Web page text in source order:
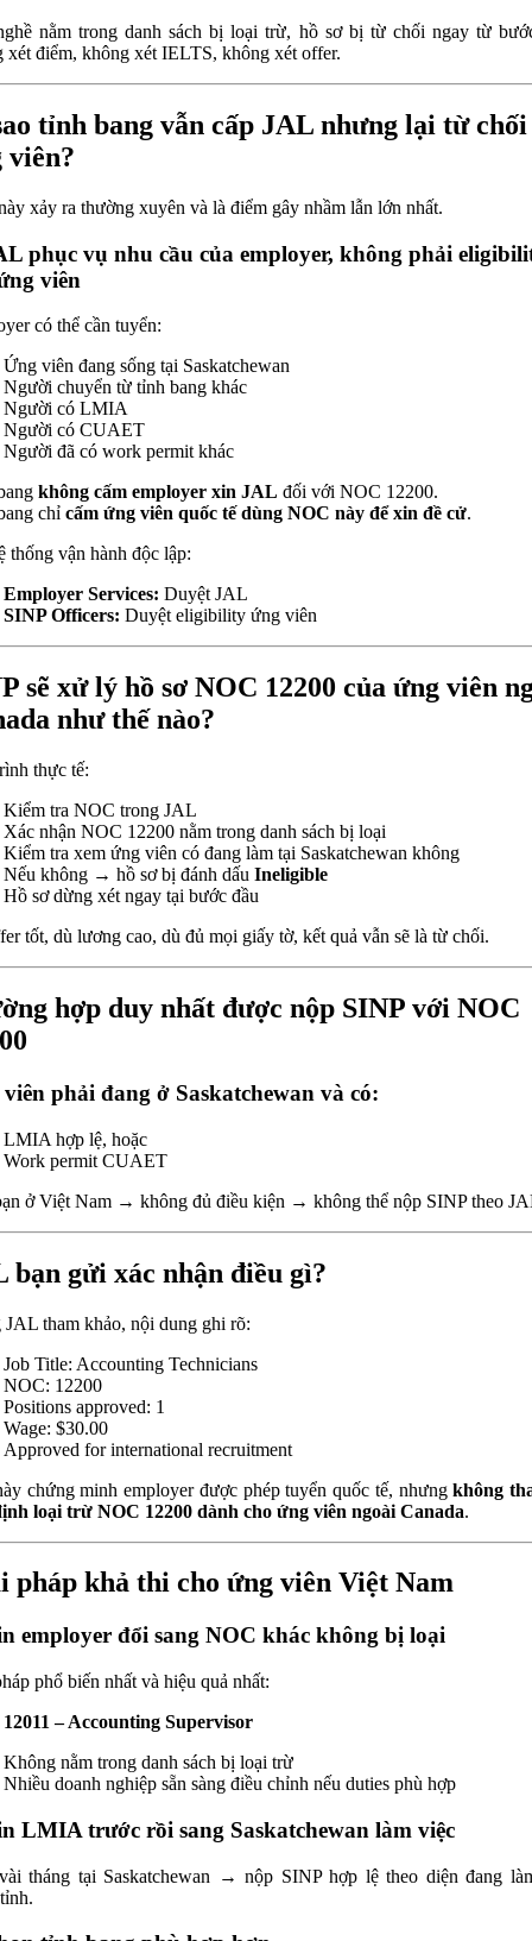
nằm trong danh sách bị loại trừ, hồ sơ bị từ chối ngay từ
xét điểm, không xét IELTS, không xét offer.
tỉnh bang vẫn cấp JAL nhưng lại từ chối
viên?
xảy ra thường xuyên và là điểm gây nhầm lẫn lớn nhất.
phục vụ nhu cầu của employer, không phải
viên
có thể cần tuyển:
Ứng viên đang sống tại Saskatchewan
Người chuyển từ tỉnh bang khác
Người có LMIA
Người có CUAET
Người đã có work permit khác
không cấm employer xin JAL đối với NOC 12200.
chỉ cấm ứng viên quốc tế dùng NOC này để xin đề cử.
thống vận hành độc lập:
Employer Services: Duyệt JAL
SINP Officers: Duyệt eligibility ứng viên
sẽ xử lý hồ sơ NOC 12200 của ứng viên
như thế nào?
thực tế:
Kiểm tra NOC trong JAL
Xác nhận NOC 12200 nằm trong danh sách bị loại
Kiểm tra xem ứng viên có đang làm tại Saskatchewan không
Nếu không → hồ sơ bị đánh dấu Ineligible
Hồ sơ dừng xét ngay tại bước đầu
tốt, dù lương cao, dù đủ mọi giấy tờ, kết quả vẫn sẽ là từ chối.
hợp duy nhất được nộp SINP với NOC
phải đang ở Saskatchewan và có:
LMIA hợp lệ, hoặc
Work permit CUAET
ở Việt Nam → không đủ điều kiện → không thể nộp SINP theo
bạn gửi xác nhận điều gì?
JAL tham khảo, nội dung ghi rõ:
Job Title: Accounting Technicians
NOC: 12200
Positions approved: 1
Wage: $30.00
Approved for international recruitment
chứng minh employer được phép tuyển quốc tế, nhưngkhông
loại trừ NOC 12200 dành cho ứng viên ngoài Canada.
pháp khả thi cho ứng viên Việt Nam
employer đổi sang NOC khác không bị loại
phổ biến nhất và hiệu quả nhất:
– Accounting Supervisor
Không nằm trong danh sách bị loại trừ
Nhiều doanh nghiệp sẵn sàng điều chỉnh nếu duties phù hợp
LMIA trước rồi sang Saskatchewan làm việc
tháng tại Saskatchewan → nộp SINP hợp lệ theo diện đang